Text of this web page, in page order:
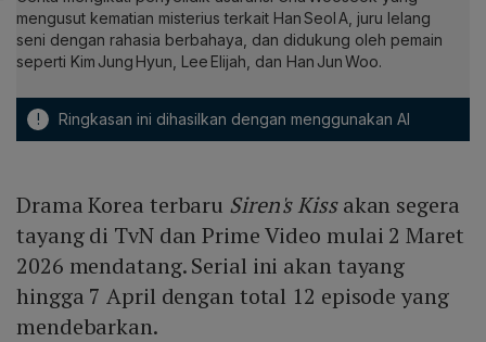
mengusut kematian misterius terkait Han Seol A, juru lelang
seni dengan rahasia berbahaya, dan didukung oleh pemain
seperti Kim Jung Hyun, Lee Elijah, dan Han Jun Woo.
! Ringkasan ini dihasilkan dengan menggunakan AI
Drama Korea terbaru Siren's Kissakan segera
tayang di TvN dan Prime Video mulai 2 Maret
2026 mendatang. Serial ini akan tayang
hingga 7 April dengan total 12 episode yang
mendebarkan.